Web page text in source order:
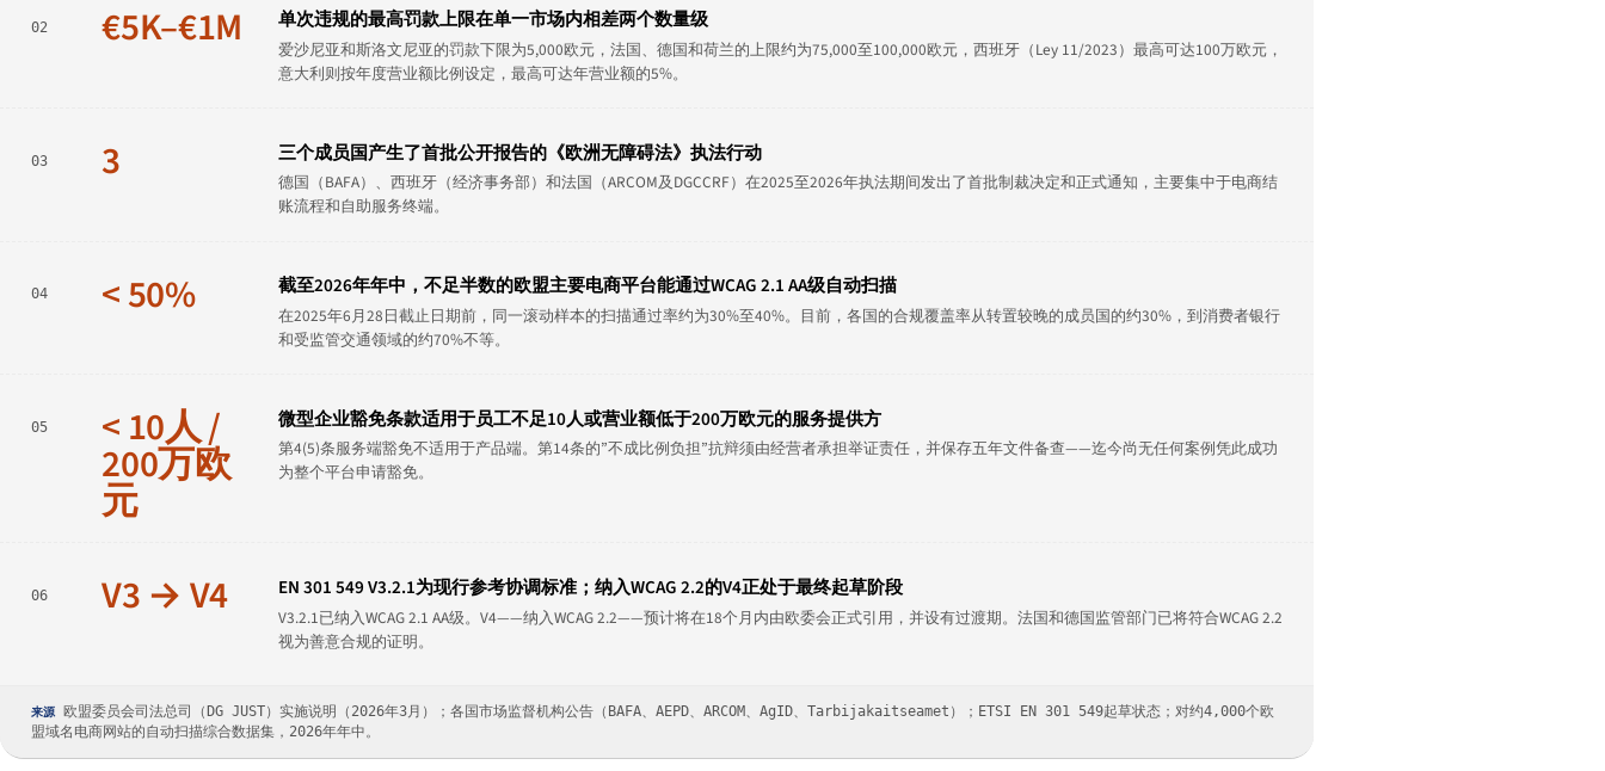
02 €5K–€1M 单次违规的最高罚款上限在单一市场内相差两个数量级
爱沙尼亚和斯洛文尼亚的罚款下限为5,000欧元，法国、德国和荷兰的上限约为75,000至100,000欧元，西班牙（Ley 11/2023）最高可达100万欧元，
意大利则按年度营业额比例设定，最高可达年营业额的5%。
03 3 三个成员国产生了首批公开报告的《欧洲无障碍法》执法行动
德国（BAFA）、西班牙（经济事务部）和法国（ARCOM及DGCCRF）在2025至2026年执法期间发出了首批制裁决定和正式通知，主要集中于电商结
账流程和自助服务终端。
04 < 50% 截至2026年年中，不足半数的欧盟主要电商平台能通过WCAG 2.1 AA级自动扫描
在2025年6月28日截止日期前，同一滚动样本的扫描通过率约为30%至40%。目前，各国的合规覆盖率从转置较晚的成员国的约30%，到消费者银行
和受监管交通领域的约70%不等。
05 < 10人 /
200万欧
元
微型企业豁免条款适用于员工不足10人或营业额低于200万欧元的服务提供方
第4(5)条服务端豁免不适用于产品端。第14条的”不成比例负担”抗辩须由经营者承担举证责任，并保存五年文件备查——迄今尚无任何案例凭此成功
为整个平台申请豁免。
06 V3 → V4 EN 301 549 V3.2.1为现行参考协调标准；纳入WCAG 2.2的V4正处于最终起草阶段
V3.2.1已纳入WCAG 2.1 AA级。V4——纳入WCAG 2.2——预计将在18个月内由欧委会正式引用，并设有过渡期。法国和德国监管部门已将符合WCAG 2.2
视为善意合规的证明。
来源
欧盟委员会司法总司（DG JUST）实施说明（2026年3月）；各国市场监督机构公告（BAFA、AEPD、ARCOM、AgID、Tarbijakaitseamet）；ETSI EN 301 549起草状态；对约4,000个欧
盟域名电商网站的自动扫描综合数据集，2026年年中。